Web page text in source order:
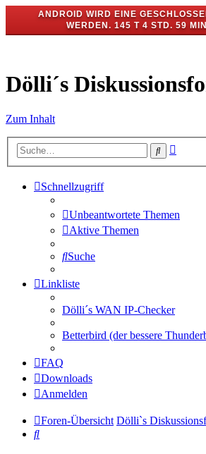
ANDROID WIRD EINE
WERDEN. 145 T 4 STD. 59
Dölli´s
Zum Inhalt
Suche
Schnellzugriff
Unbeantwortete Themen
Aktive Themen
Suche
Linkliste
Dölli´s WAN IP-Checker
Betterbird (der bessere
FAQ
Downloads
Anmelden
Foren-Übersicht Dölli`s
Suche